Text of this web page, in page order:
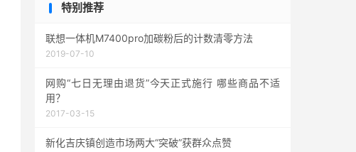
特别推荐
联想一体机M7400pro加碳粉后的计数清零方法
2019-07-10
网购“七日无理由退货”今天正式施行 哪些商品不适
用？
2017-03-15
新化吉庆镇创造市场两大“突破”获群众点赞